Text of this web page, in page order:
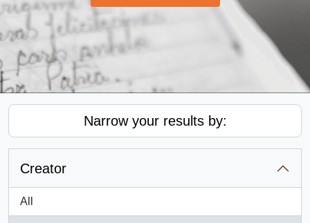
Narrow your results by:
Creator
All